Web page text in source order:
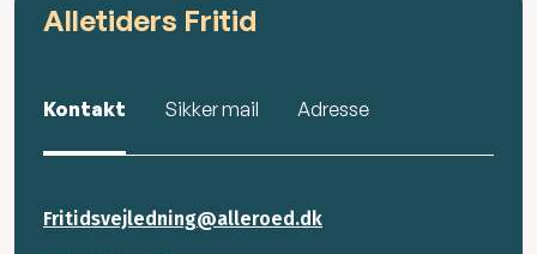
Alletiders Fritid
Kontakt Sikker mail Adresse
Fritidsvejledning@alleroed.dk